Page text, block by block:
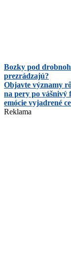
Bozky pod
prezrádzajú?
Objavte významy
na pery po vášnivý
emócie vyjadrené
Reklama